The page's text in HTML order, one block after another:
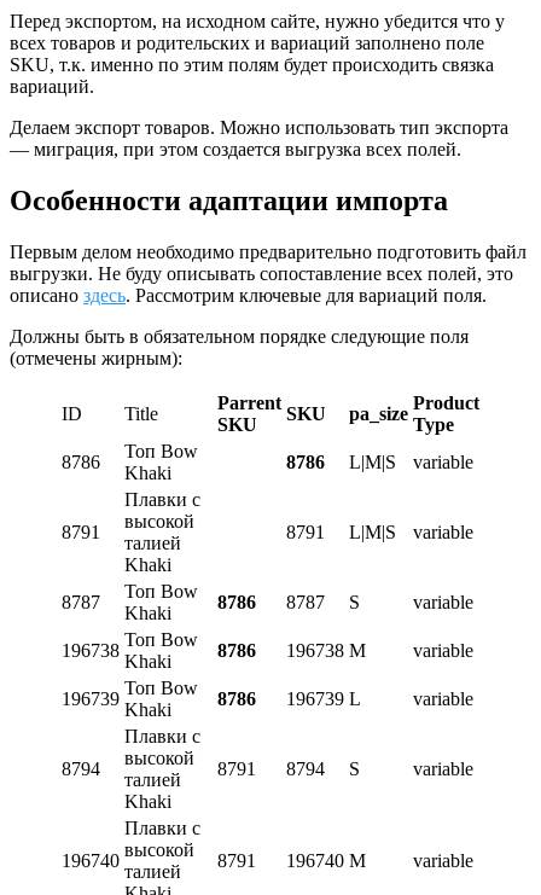
Перед экспортом, на исходном сайте, нужно убедится что у
всех товаров и родительских и вариаций заполнено поле
SKU, т.к. именно по этим полям будет происходить связка
вариаций.
Делаем экспорт товаров. Можно использовать тип экспорта
— миграция, при этом создается выгрузка всех полей.
Особенности адаптации импорта
Первым делом необходимо предварительно подготовить файл
выгрузки. Не буду описывать сопоставление всех полей, это
описано здесь. Рассмотрим ключевые для вариаций поля.
Должны быть в обязательном порядке следующие поля
(отмечены жирным):
ID Title
Parrent
SKU
SKU pa_size
Product
Type
8786
Топ Bow
Khaki
8786 L|M|S variable
8791
Плавки с
высокой
талией
Khaki
8791 L|M|S variable
8787
Топ Bow
Khaki
8786 8787 S variable
196738
Топ Bow
Khaki
8786 196738 M variable
196739
Топ Bow
Khaki
8786 196739 L variable
8794
Плавки с
высокой
талией
Khaki
8791 8794 S variable
196740
Плавки с
высокой
талией
8791 196740 M variable